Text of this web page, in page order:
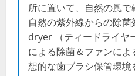
所に置いて、自然の風
自然の紫外線からの除
dryer （ティードライヤ
による除菌＆ファンに
想的な歯ブラシ保管環